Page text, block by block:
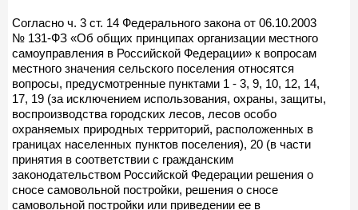
Согласно ч. 3 ст. 14 Федерального закона от 06.10.2003
№ 131-ФЗ «Об общих принципах организации местного
самоуправления в Российской Федерации» к вопросам
местного значения сельского поселения относятся
вопросы, предусмотренные пунктами 1 - 3, 9, 10, 12, 14,
17, 19 (за исключением использования, охраны, защиты,
воспроизводства городских лесов, лесов особо
охраняемых природных территорий, расположенных в
границах населенных пунктов поселения), 20 (в части
принятия в соответствии с гражданским
законодательством Российской Федерации решения о
сносе самовольной постройки, решения о сносе
самовольной постройки или приведении ее в